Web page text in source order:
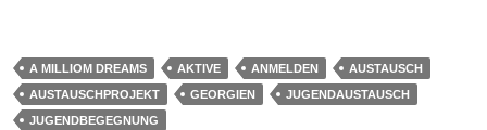
A MILLIOM DREAMS AKTIVE ANMELDEN
AUSTAUSCH
AUSTAUSCHPROJEKT
GEORGIEN
JUGENDAUSTAUSCH
JUGENDBEGEGNUNG